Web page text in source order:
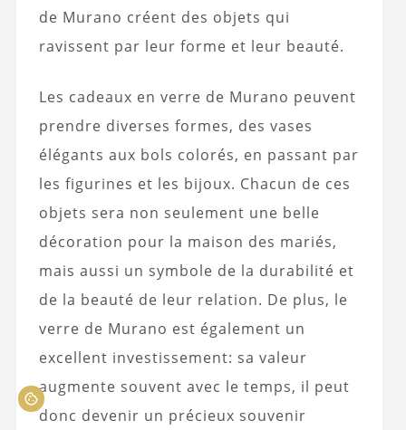
de Murano créent des objets qui
ravissent par leur forme et leur beauté.
Les cadeaux en verre de Murano peuvent
prendre diverses formes, des vases
élégants aux bols colorés, en passant par
les figurines et les bijoux. Chacun de ces
objets sera non seulement une belle
décoration pour la maison des mariés,
mais aussi un symbole de la durabilité et
de la beauté de leur relation. De plus, le
verre de Murano est également un
excellent investissement: sa valeur
augmente souvent avec le temps, il peut
donc devenir un précieux souvenir